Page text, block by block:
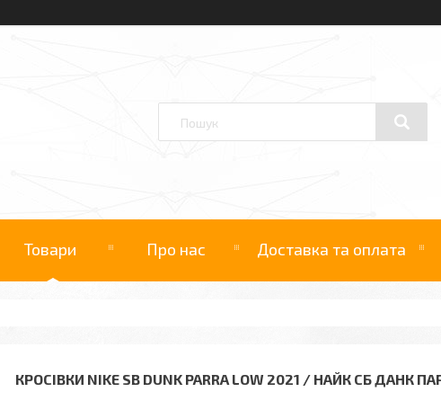
Товари Про нас Доставка та оплата
КРОСІВКИ NIKE SB DUNK PARRA LOW 2021 / НАЙК СБ ДАНК